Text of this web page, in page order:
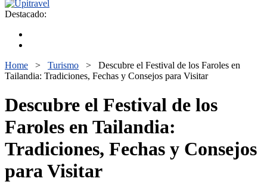
Destacado:
Home > Turismo > Descubre el Festival de los Faroles en
Tailandia: Tradiciones, Fechas y Consejos para Visitar
Descubre el Festival de los
Faroles en Tailandia:
Tradiciones, Fechas y Consejos
para Visitar